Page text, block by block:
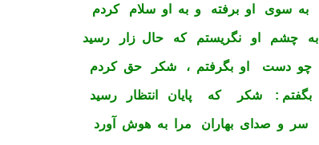
به سوی او برفته و به او سلام کردم
به چشم او نگریستم که حال زار رسید
چو دست او بگرفتم ، شکر حق کردم
بگفتم : شکر که پایان انتظار رسید
سر و صدای بهاران مرا به هوش آورد